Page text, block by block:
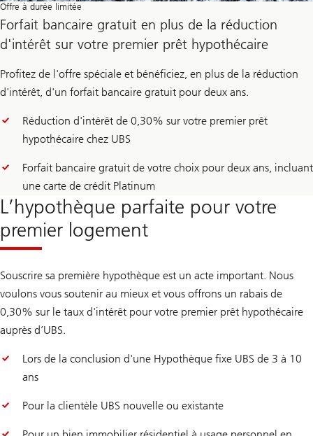
Offre à durée limitée
Forfait bancaire gratuit en plus de la réduction
d'intérêt sur votre premier prêt hypothécaire
Profitez de l'offre spéciale et bénéficiez, en plus de la réduction
d'intérêt, d'un forfait bancaire gratuit pour deux ans.
Réduction d'intérêt de 0,30% sur votre premier prêt
hypothécaire chez UBS
Forfait bancaire gratuit de votre choix pour deux ans, incluant
une carte de crédit Platinum
L’hypothèque parfaite pour votre
premier logement
Souscrire sa première hypothèque est un acte important. Nous
voulons vous soutenir au mieux et vous offrons un rabais de
0,30% sur le taux d'intérêt pour votre premier prêt hypothécaire
auprès d’UBS.
Lors de la conclusion d'une Hypothèque fixe UBS de 3 à 10
ans
Pour la clientèle UBS nouvelle ou existante